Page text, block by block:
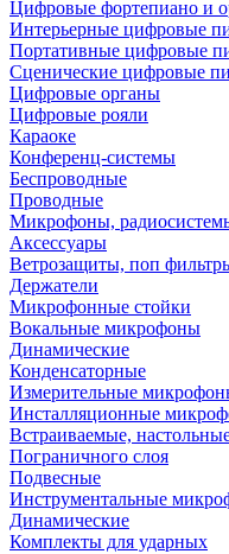
Цифровые фортепиано и
Интерьерные цифровые
Портативные цифровые
Сценические цифровые
Цифровые органы
Цифровые рояли
Караоке
Конференц-системы
Беспроводные
Проводные
Микрофоны,
Аксессуары
Ветрозащиты, поп
Держатели
Микрофонные стойки
Вокальные микрофоны
Динамические
Конденсаторные
Измерительные
Инсталляционные
Встраиваемые,
Пограничного слоя
Подвесные
Инструментальные
Динамические
Комплекты для ударных